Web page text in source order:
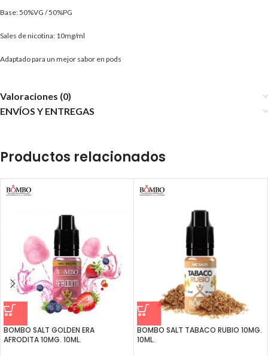
Base: 50%VG / 50%PG
Sales de nicotina: 10mg/ml
Adaptado para un mejor sabor en pods
Valoraciones (0)
ENVÍOS Y ENTREGAS
Productos relacionados
BOMBO SALT GOLDEN ERA
AFRODITA 10MG. 10ML.
BOMBO SALT TABACO RUBIO 10MG.
10ML.